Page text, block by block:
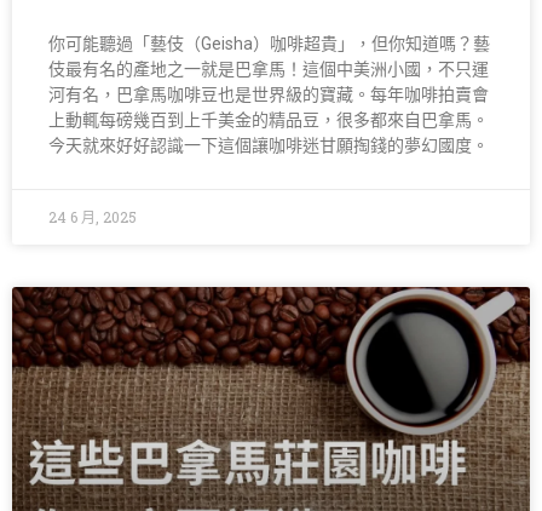
你可能聽過「藝伎（Geisha）咖啡超貴」，但你知道嗎？藝
伎最有名的產地之一就是巴拿馬！這個中美洲小國，不只運
河有名，巴拿馬咖啡豆也是世界級的寶藏。每年咖啡拍賣會
上動輒每磅幾百到上千美金的精品豆，很多都來自巴拿馬。
今天就來好好認識一下這個讓咖啡迷甘願掏錢的夢幻國度。
24 6 月, 2025